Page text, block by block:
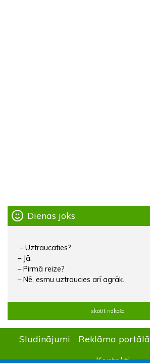
Dienas joks
– Uztraucaties?
– Jā.
– Pirmā reize?
– Nē, esmu uztraucies arī agrāk.
skatīt nākošo
Sludinājumi Reklāma portālā
Kontakti